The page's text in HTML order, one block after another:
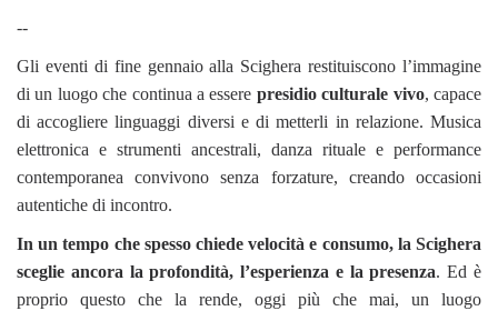
--
Gli eventi di fine gennaio alla Scighera restituiscono l’immagine
di un luogo che continua a essere presidio culturale vivo, capace
di accogliere linguaggi diversi e di metterli in relazione. Musica
elettronica e strumenti ancestrali, danza rituale e performance
contemporanea convivono senza forzature, creando occasioni
autentiche di incontro.
In un tempo che spesso chiede velocità e consumo, la Scighera
sceglie ancora la profondità, l’esperienza e la presenza. Ed è
proprio questo che la rende, oggi più che mai, un luogo